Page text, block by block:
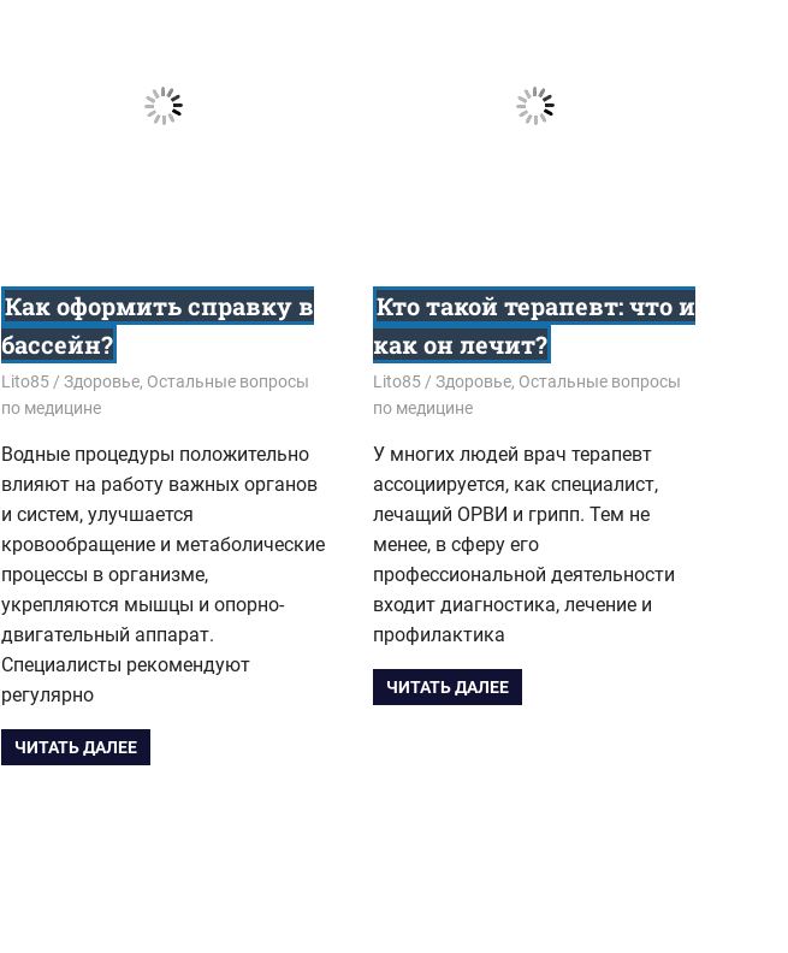
Как оформить справку в
бассейн?
18.12.2017
Lito85 Здоровье, Остальные вопросы
по медицине
Водные процедуры положительно
влияют на работу важных органов
и систем, улучшается
кровообращение и метаболические
процессы в организме,
укрепляются мышцы и опорно-
двигательный аппарат.
Специалисты рекомендуют
регулярно
ЧИТАТЬ ДАЛЕЕ
Кто такой терапевт: что и
как он лечит?
08.12.2017
Lito85 Здоровье, Остальные вопросы
по медицине
У многих людей врач терапевт
ассоциируется, как специалист,
лечащий ОРВИ и грипп. Тем не
менее, в сферу его
профессиональной деятельности
входит диагностика, лечение и
профилактика
ЧИТАТЬ ДАЛЕЕ